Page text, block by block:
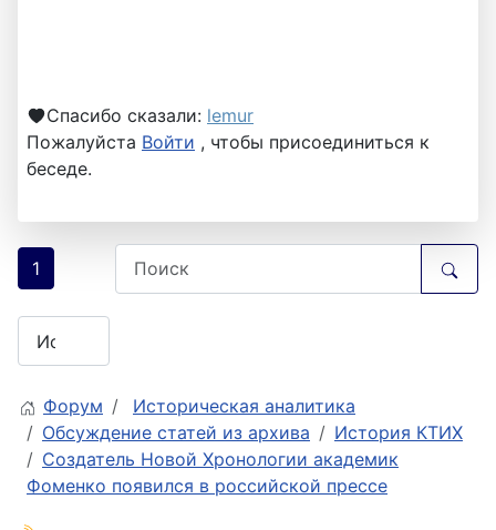
Спасибо сказали: lemur
Пожалуйста Войти , чтобы присоединиться к
беседе.
1
Форум
Историческая аналитика
Обсуждение статей из архива
История КТИХ
Создатель Новой Хронологии академик
Фоменко появился в российской прессе